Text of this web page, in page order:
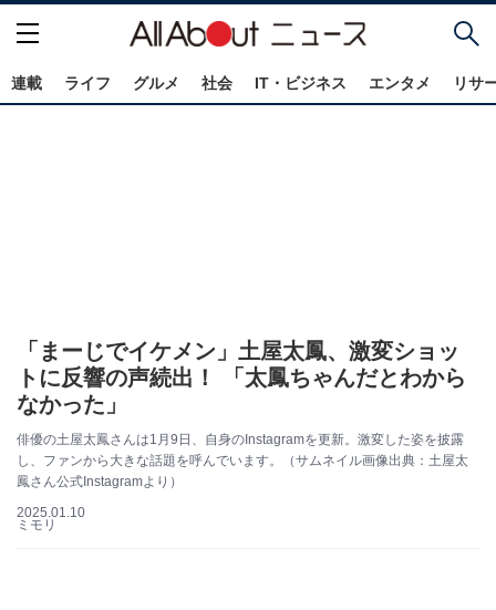
連載 ライフ グルメ 社会 IT・ビジネス エンタメ リサ
「まーじでイケメン」土屋太鳳、激変ショッ
トに反響の声続出！ 「太鳳ちゃんだとわから
なかった」
俳優の土屋太鳳さんは1月9日、自身のInstagramを更新。激変した姿を披露
し、ファンから大きな話題を呼んでいます。（サムネイル画像出典：土屋太
鳳さん公式Instagramより）
2025.01.10
ミモリ